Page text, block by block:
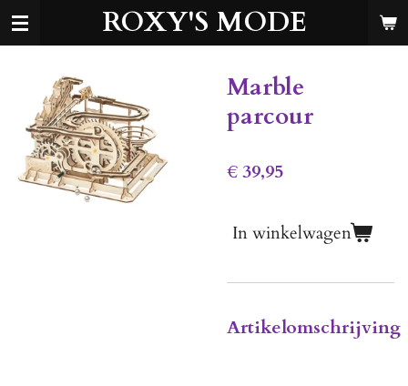
Ga
hoofdinhoud
ROXY'S MODE
Marble
parcour
€ 39,95
In winkelwagen
Artikelomschrijving